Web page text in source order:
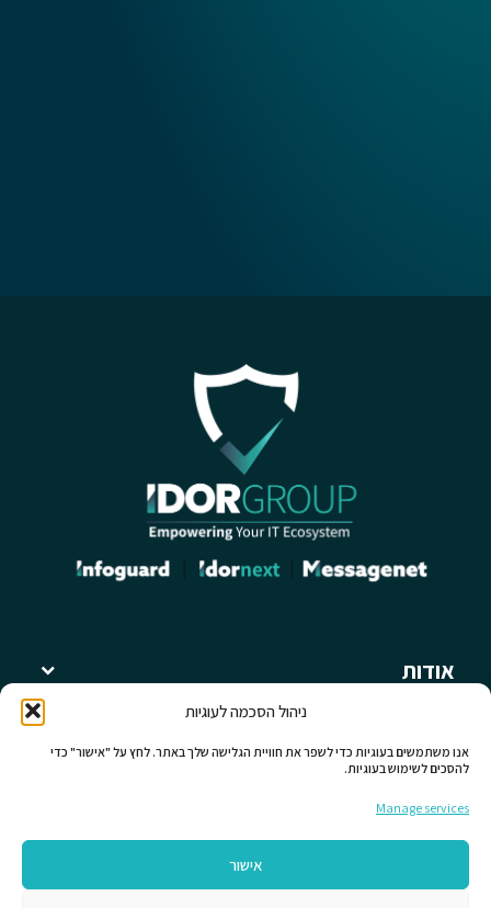
ניהול הסכמה לעוגיות
אנו משתמשים בעוגיות כדי לשפר את חוויית הגלישה שלך באתר. לחץ על "אישור" כדי
להסכים לשימוש בעוגיות.
Manage services
אישור
אודות
תחומי פעילות
כללי
יצירת קשר
עקבו אחרינו